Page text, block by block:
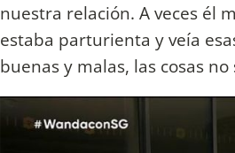
nuestra relación. A veces él
estaba parturienta y veía
buenas y malas, las cosas